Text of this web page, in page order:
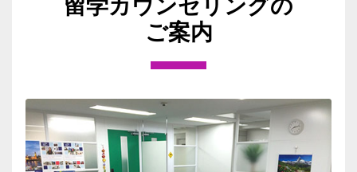
留学カウンセリングの
ご案内